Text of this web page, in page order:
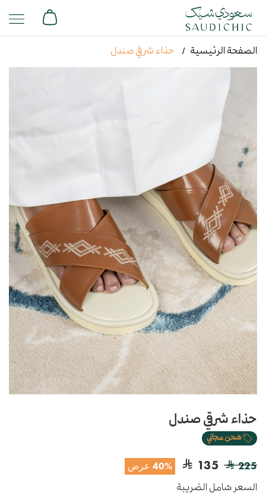
الصفحة الرئيسية حذاء شرقي صندل
حذاء شرقي صندل
شحن مجاني
225
135 40% عرض
السعر شامل الضريبة